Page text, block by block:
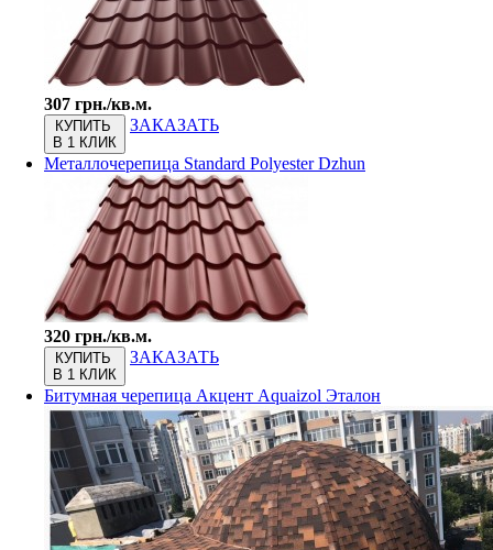
307 грн./кв.м.
КУПИТЬ
В 1 КЛИК
ЗАКАЗАТЬ
Металлочерепица Standard Polyester Dzhun
320 грн./кв.м.
КУПИТЬ
В 1 КЛИК
ЗАКАЗАТЬ
Битумная черепица Акцент Aquaizol Эталон